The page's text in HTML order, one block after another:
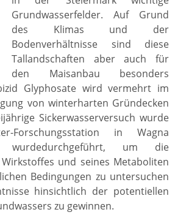
Grundwasserfelder. Auf Grund
des Klimas und der
Bodenverhältnisse sind diese
Tallandschaften aber auch für
den Maisanbau besonders
Glyphosate wird vermehrt im
von winterharten Gründecken
Sickerwasserversuch wurde
Forschungsstation in Wagna
wurdedurchgeführt, um die
und seines Metaboliten
Bedingungen zu untersuchen
hinsichtlich der potentiellen
zu gewinnen.